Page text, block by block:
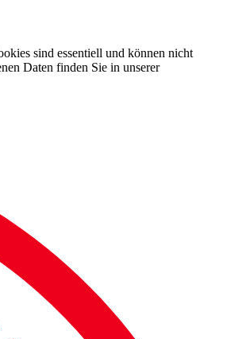
sind essentiell und können nicht
Daten finden Sie in unserer